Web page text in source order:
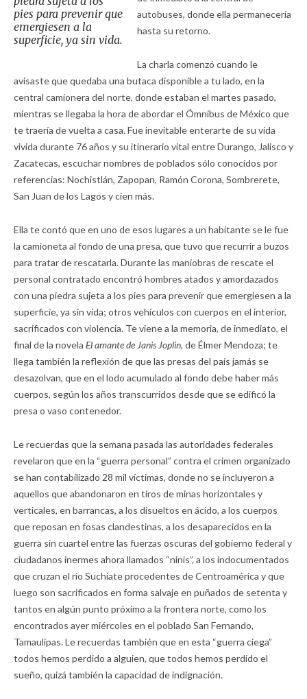
pies para prevenir que
emergiesen a la
superficie, ya sin vida.
autobuses, donde ella permanecería
hasta su retorno.
La charla comenzó cuando le
avisaste que quedaba una butaca disponible a tu lado, en la
central camionera del norte, donde estaban el martes pasado,
mientras se llegaba la hora de abordar el Ómnibus de México que
te traería de vuelta a casa. Fue inevitable enterarte de su vida
vivida durante 76 años y su itinerario vital entre Durango, Jalisco y
Zacatecas, escuchar nombres de poblados sólo conocidos por
referencias: Nochistlán, Zapopan, Ramón Corona, Sombrerete,
San Juan de los Lagos y cien más.
Ella te contó que en uno de esos lugares a un habitante se le fue
la camioneta al fondo de una presa, que tuvo que recurrir a buzos
para tratar de rescatarla. Durante las maniobras de rescate el
personal contratado encontró hombres atados y amordazados
con una piedra sujeta a los pies para prevenir que emergiesen a la
superficie, ya sin vida; otros vehículos con cuerpos en el interior,
sacrificados con violencia. Te viene a la memoria, de inmediato, el
final de la novela El amante de Janis Joplin, de Élmer Mendoza; te
llega también la reflexión de que las presas del país jamás se
desazolvan, que en el lodo acumulado al fondo debe haber más
cuerpos, según los años transcurridos desde que se edificó la
presa o vaso contenedor.
Le recuerdas que la semana pasada las autoridades federales
revelaron que en la “guerra personal” contra el crimen organizado
se han contabilizado 28 mil víctimas, donde no se incluyeron a
aquellos que abandonaron en tiros de minas horizontales y
verticales, en barrancas, a los disueltos en ácido, a los cuerpos
que reposan en fosas clandestinas, a los desaparecidos en la
guerra sin cuartel entre las fuerzas oscuras del gobierno federal y
ciudadanos inermes ahora llamados “ninis”, a los indocumentados
que cruzan el río Suchiate procedentes de Centroamérica y que
luego son sacrificados en forma salvaje en puñados de setenta y
tantos en algún punto próximo a la frontera norte, como los
encontrados ayer miércoles en el poblado San Fernando,
Tamaulipas. Le recuerdas también que en esta “guerra ciega”
todos hemos perdido a alguien, que todos hemos perdido el
sueño, quizá también la capacidad de indignación.